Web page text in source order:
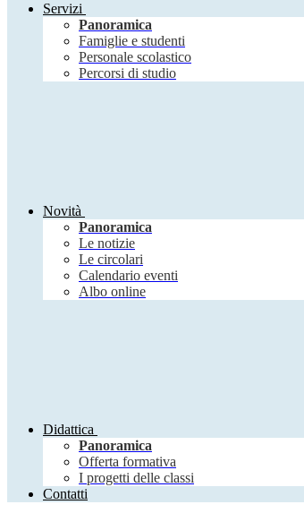
Servizi
Panoramica
Famiglie e studenti
Personale scolastico
Percorsi di studio
Novità
Panoramica
Le notizie
Le circolari
Calendario eventi
Albo online
Didattica
Panoramica
Offerta formativa
I progetti delle classi
Contatti